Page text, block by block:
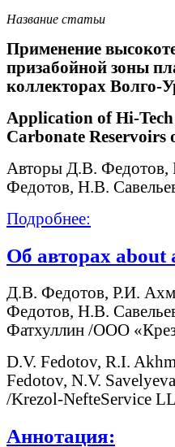
Название статьи
Применение
призабойной зоны
коллекторах Волго-
Application of Hi-
Carbonate Reservoirs
Авторы Д.В.
Федотов, Н.В.
Подробнее:
Об авторах about
Д.В. Федотов, Р.И.
Федотов, Н.В.
Фатхуллин /ООО
D.V. Fedotov, R.I.
Fedotov, N.V.
/Krezol-NefteService
Аннотация: